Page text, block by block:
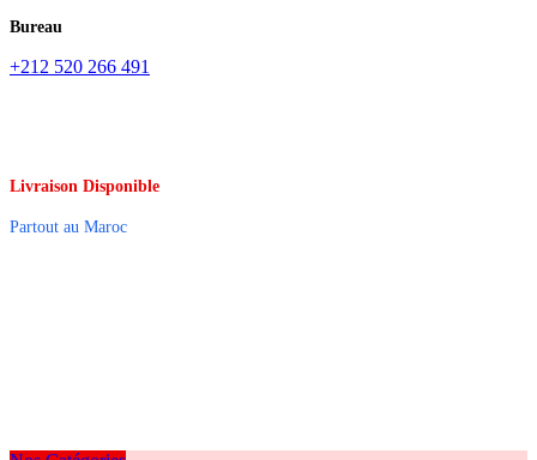
Bureau
+212 520 266 491
Livraison Disponible
Partout au Maroc